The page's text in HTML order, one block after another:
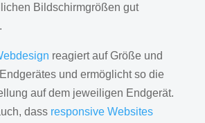
Bildschirmgrößen gut
reagiert auf Größe und
und ermöglicht so die
auf dem jeweiligen Endgerät.
dass responsive Websites